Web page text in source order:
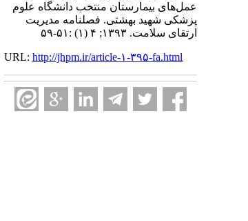
عمل‌های بیمارستان منتخب دانشگاه علوم
پزشکی شهید بهشتی. فصلنامه مدیریت
ارتقای سلامت. ۱۳۹۳; ۴ (۱) :۵۱-۵۹
URL: http://jhpm.ir/article-۱-۳۹۵-fa.html